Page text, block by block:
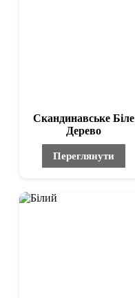
Скандинавське Біле
Дерево
Переглянути